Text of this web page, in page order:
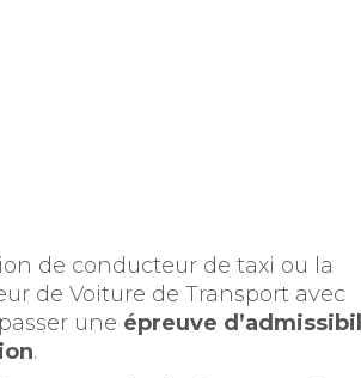
de conducteur de taxi ou la
de Voiture de Transport avec
une épreuve
.